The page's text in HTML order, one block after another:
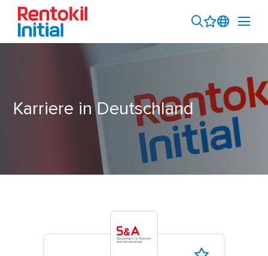
Karriere in Deutschland